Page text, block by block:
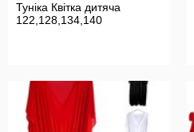
Туніка Квітка дитяча
122,128,134,140